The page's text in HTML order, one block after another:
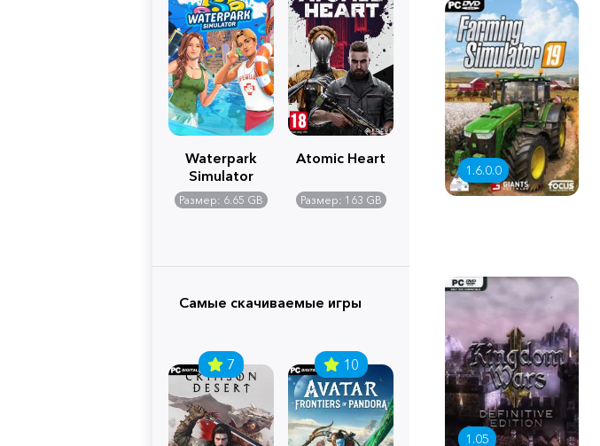
Waterpark
Simulator
Размер: 6.65 GB
Atomic Heart
Размер: 163 GB
Самые скачиваемые игры
7 10
1.6.0.0
1.05